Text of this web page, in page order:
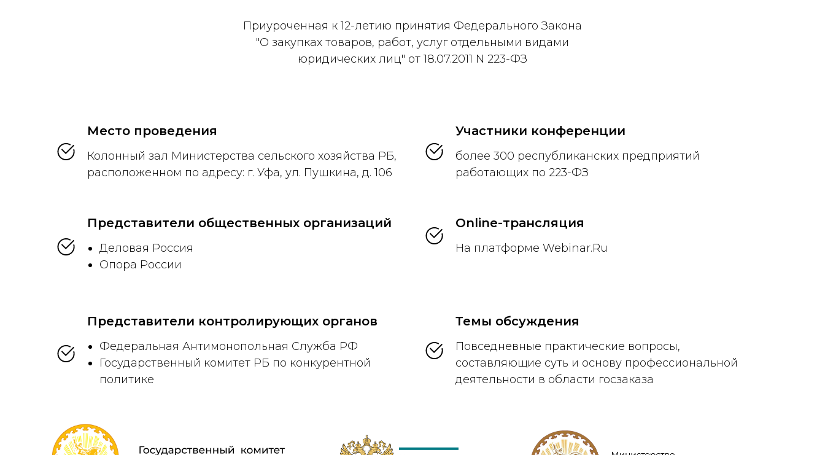
Приуроченная к 12-летию принятия Федерального Закона
"О закупках товаров, работ, услуг отдельными видами
юридических лиц" от 18.07.2011 N 223-ФЗ
Место проведения
Колонный зал Министерства сельского хозяйства РБ,
расположенном по адресу: г. Уфа, ул. Пушкина, д. 106
Участники конференции
более 300 республиканских предприятий
работающих по 223-ФЗ
Представители общественных организаций
Деловая Россия
Опора России
Online-трансляция
На платформе Webinar.Ru
Представители контролирующих органов
Федеральная Антимонопольная Служба РФ
Государственный комитет РБ по конкурентной
политике
Темы обсуждения
Повседневные практические вопросы,
составляющие суть и основу профессиональной
деятельности в области госзаказа